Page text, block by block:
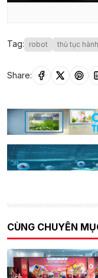
Tag: robot thủ tục
Share:
CÙNG CHUYÊN